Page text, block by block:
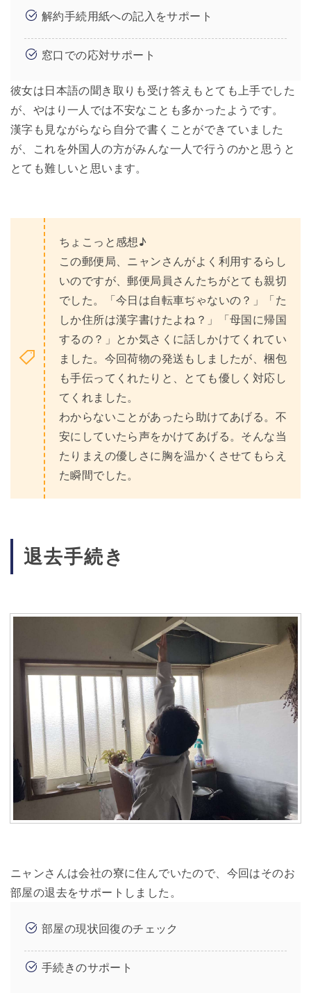
解約手続用紙への記入をサポート
窓口での応対サポート
彼女は日本語の聞き取りも受け答えもとても上手でした
が、やはり一人では不安なことも多かったようです。
漢字も見ながらなら自分で書くことができていました
が、これを外国人の方がみんな一人で行うのかと思うと
とても難しいと思います。
ちょこっと感想♪
この郵便局、ニャンさんがよく利用するらし
いのですが、郵便局員さんたちがとても親切
でした。「今日は自転車ぢゃないの？」「た
しか住所は漢字書けたよね？」「母国に帰国
するの？」とか気さくに話しかけてくれてい
ました。今回荷物の発送もしましたが、梱包
も手伝ってくれたりと、とても優しく対応し
てくれました。
わからないことがあったら助けてあげる。不
安にしていたら声をかけてあげる。そんな当
たりまえの優しさに胸を温かくさせてもらえ
た瞬間でした。
退去手続き
ニャンさんは会社の寮に住んでいたので、今回はそのお
部屋の退去をサポートしました。
部屋の現状回復のチェック
手続きのサポート